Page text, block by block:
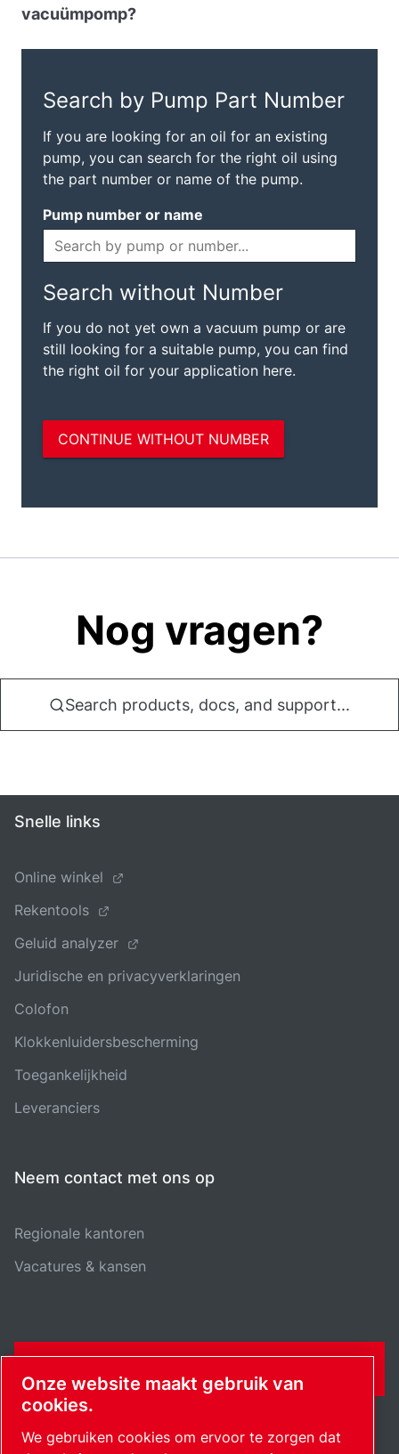
vacuümpomp?
Nog vragen?
Search products, docs, and support...
Snelle links
Online winkel
Rekentools
Geluid analyzer
Juridische en privacyverklaringen
Colofon
Klokkenluidersbescherming
Toegankelijkheid
Leveranciers
Neem contact met ons op
Regionale kantoren
Vacatures & kansen
Onze website maakt gebruik van
cookies.
We gebruiken cookies om ervoor te zorgen dat